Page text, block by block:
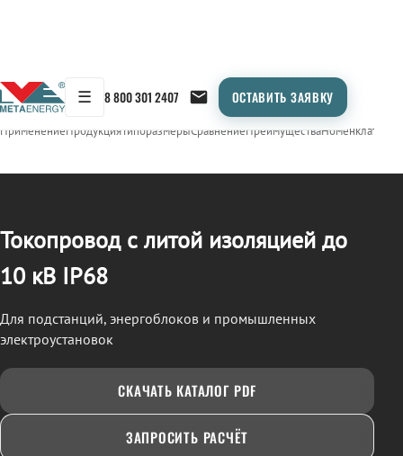
☰ 8 800 301 2407 ОСТАВИТЬ ЗАЯВКУ
← Продукция/ТОКОПРОВОД
ПрименениеПродукцияТипоразмерыСравнениеПреимуществаНоменклатура
Токопровод с литой изоляцией до
10 кВ IP68
Для подстанций, энергоблоков и промышленных
электроустановок
СКАЧАТЬ КАТАЛОГ PDF
ЗАПРОСИТЬ РАСЧЁТ